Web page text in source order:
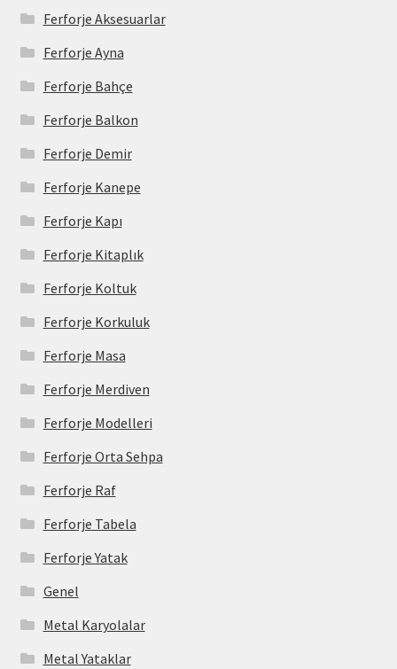
Ferforje Aksesuarlar
Ferforje Ayna
Ferforje Bahçe
Ferforje Balkon
Ferforje Demir
Ferforje Kanepe
Ferforje Kapı
Ferforje Kitaplık
Ferforje Koltuk
Ferforje Korkuluk
Ferforje Masa
Ferforje Merdiven
Ferforje Modelleri
Ferforje Orta Sehpa
Ferforje Raf
Ferforje Tabela
Ferforje Yatak
Genel
Metal Karyolalar
Metal Yataklar